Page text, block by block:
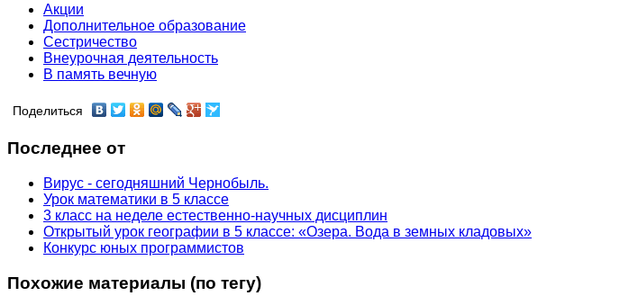
Акции
Дополнительное образование
Сестричество
Внеурочная деятельность
В память вечную
Поделиться
Последнее от
Вирус - сегодняшний Чернобыль.
Урок математики в 5 классе
3 класс на неделе естественно-научных дисциплин
Открытый урок географии в 5 классе: «Озера. Вода в земных кладовых»
Конкурс юных программистов
Похожие материалы (по тегу)